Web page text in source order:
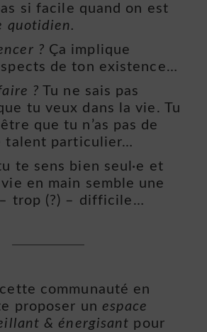
si facile quand on est
quotidien.
? Ça implique
de ton existence…
? Tu ne sais pas
tu veux dans la vie. Tu
que tu n’as pas de
talent particulier…
te sens bien seul·e et
en main semble une
trop (?) – difficile…
communauté en
proposer un espace
& énergisant pour